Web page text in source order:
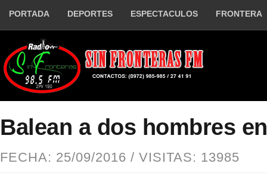
PORTADA DEPORTES ESPECTACULOS FRONTERA
Balean a dos hombres
FECHA: 25/09/2016 / VISITAS: 13985